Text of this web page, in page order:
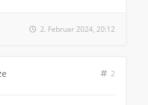
2. Februar 2024, 20:12
2